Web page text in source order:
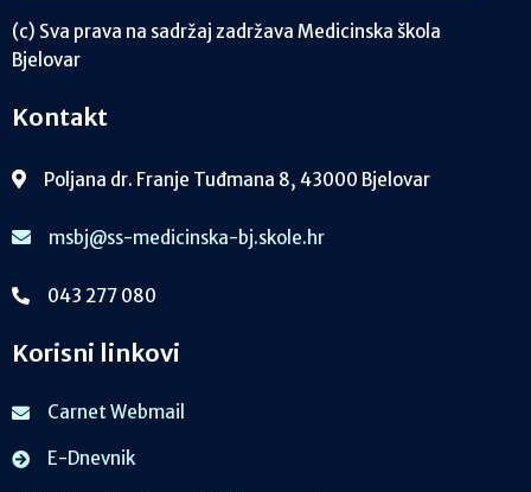
(c) Sva prava na sadržaj zadržava Medicinska škola
Bjelovar
Kontakt
Poljana dr. Franje Tuđmana 8, 43000 Bjelovar
msbj@ss-medicinska-bj.skole.hr
043 277 080
Korisni linkovi
Carnet Webmail
E-Dnevnik